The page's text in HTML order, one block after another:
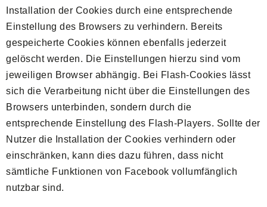
Installation der Cookies durch eine entsprechende
Einstellung des Browsers zu verhindern. Bereits
gespeicherte Cookies können ebenfalls jederzeit
gelöscht werden. Die Einstellungen hierzu sind vom
jeweiligen Browser abhängig. Bei Flash-Cookies lässt
sich die Verarbeitung nicht über die Einstellungen des
Browsers unterbinden, sondern durch die
entsprechende Einstellung des Flash-Players. Sollte der
Nutzer die Installation der Cookies verhindern oder
einschränken, kann dies dazu führen, dass nicht
sämtliche Funktionen von Facebook vollumfänglich
nutzbar sind.